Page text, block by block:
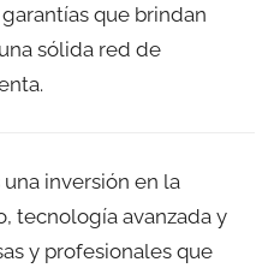
que brindan
sólida red de
inversión en la
tecnología avanzada y
y profesionales que